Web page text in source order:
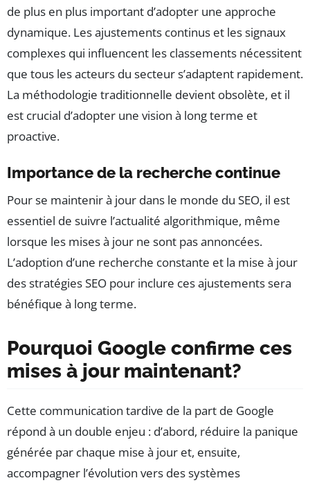
de plus en plus important d’adopter une approche
dynamique. Les ajustements continus et les signaux
complexes qui influencent les classements nécessitent
que tous les acteurs du secteur s’adaptent rapidement.
La méthodologie traditionnelle devient obsolète, et il
est crucial d’adopter une vision à long terme et
proactive.
Importance de la recherche continue
Pour se maintenir à jour dans le monde du SEO, il est
essentiel de suivre l’actualité algorithmique, même
lorsque les mises à jour ne sont pas annoncées.
L’adoption d’une recherche constante et la mise à jour
des stratégies SEO pour inclure ces ajustements sera
bénéfique à long terme.
Pourquoi Google confirme ces
mises à jour maintenant?
Cette communication tardive de la part de Google
répond à un double enjeu : d’abord, réduire la panique
générée par chaque mise à jour et, ensuite,
accompagner l’évolution vers des systèmes